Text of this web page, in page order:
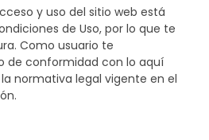
y uso del sitio web está
de Uso, por lo que te
Como usuario te
de conformidad con lo aquí
normativa legal vigente en el